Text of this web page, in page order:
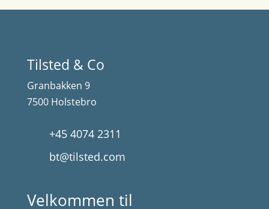
Tilsted & Co
Granbakken 9
7500 Holstebro
+45 4074 2311
bt@tilsted.com
Velkommen til